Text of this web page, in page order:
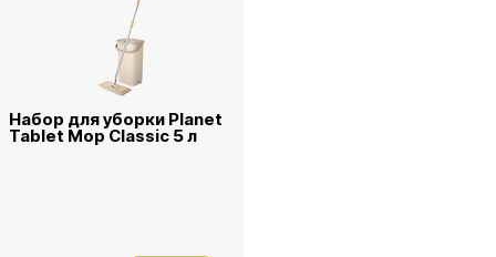
Набор для уборки Planet
Tablet Mop Classic 5 л